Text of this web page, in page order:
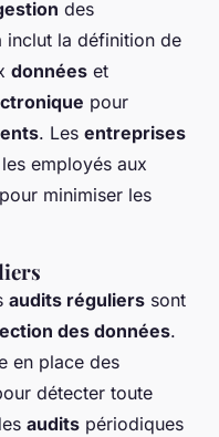
des
inclut la définition de
données et
pour
. Les entreprises
employés aux
pour minimiser les
audits réguliers sont
des données.
en place des
détecter toute
audits périodiques